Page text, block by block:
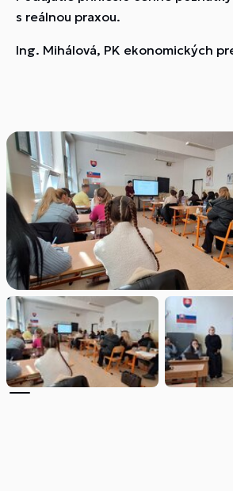
s reálnou praxou.
Ing. Mihálová, PK ekonomických